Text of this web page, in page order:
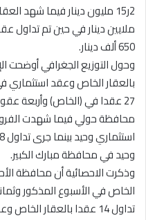
2ر15 مليون دينار فيما شهد
ملايين دينار في حين تم تداول
650 ألف دينار.
بالعقار الخاص وعقد
27 عقدا في (الخاص) وأربعة
وحيد في محافظة مبارك الكبير.
الخاص في الأسبوع المذكور
تداول 14 عقدا بالعقار الخاص وعقد تجاري وحيد في محافظة الجهراء.